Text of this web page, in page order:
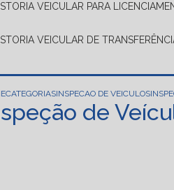
VEICULAR PARA
VEICULAR DE
CATEGORIASINSPECAO DE VEICULOS
de